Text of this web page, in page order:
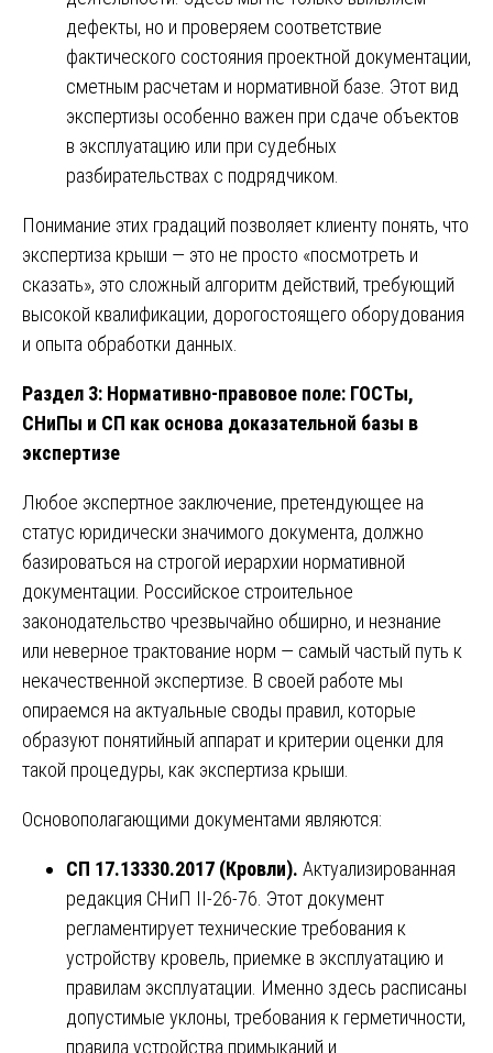
дефекты, но и проверяем соответствие
фактического состояния проектной документации,
сметным расчетам и нормативной базе. Этот вид
экспертизы особенно важен при сдаче объектов
в эксплуатацию или при судебных
разбирательствах с подрядчиком.
Понимание этих градаций позволяет клиенту понять, что
экспертиза крыши — это не просто «посмотреть и
сказать», это сложный алгоритм действий, требующий
высокой квалификации, дорогостоящего оборудования
и опыта обработки данных.
Раздел 3: Нормативно-правовое поле: ГОСТы,
СНиПы и СП как основа доказательной базы в
экспертизе
Любое экспертное заключение, претендующее на
статус юридически значимого документа, должно
базироваться на строгой иерархии нормативной
документации. Российское строительное
законодательство чрезвычайно обширно, и незнание
или неверное трактование норм — самый частый путь к
некачественной экспертизе. В своей работе мы
опираемся на актуальные своды правил, которые
образуют понятийный аппарат и критерии оценки для
такой процедуры, как экспертиза крыши.
Основополагающими документами являются:
СП 17.13330.2017 (Кровли). Актуализированная
редакция СНиП II-26-76. Этот документ
регламентирует технические требования к
устройству кровель, приемке в эксплуатацию и
правилам эксплуатации. Именно здесь расписаны
допустимые уклоны, требования к герметичности,
правила устройства примыканий и